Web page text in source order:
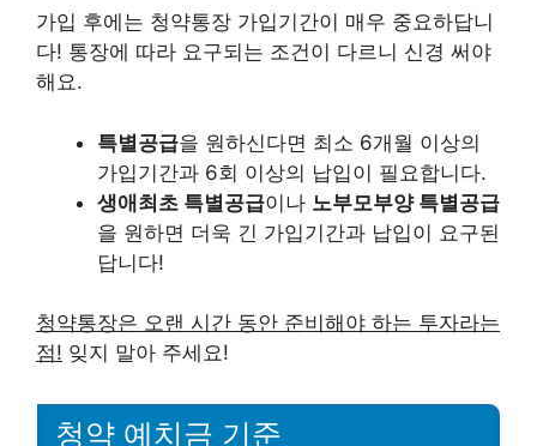
가입 후에는 청약통장 가입기간이 매우 중요하답니
다! 통장에 따라 요구되는 조건이 다르니 신경 써야
해요.
특별공급을 원하신다면 최소 6개월 이상의
가입기간과 6회 이상의 납입이 필요합니다.
생애최초 특별공급이나 노부모부양 특별공급
을 원하면 더욱 긴 가입기간과 납입이 요구된
답니다!
청약통장은 오랜 시간 동안 준비해야 하는 투자라는
점! 잊지 말아 주세요!
청약 예치금 기준